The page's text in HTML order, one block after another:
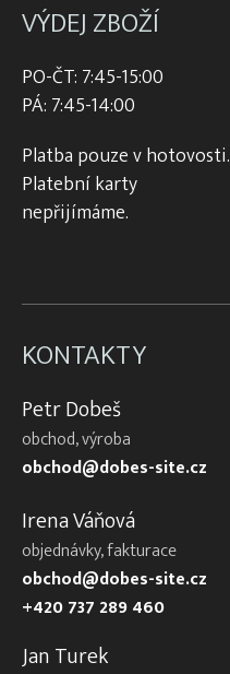
VÝDEJ ZBOŽÍ
PO-ČT: 7:45-15:00
PÁ: 7:45-14:00
Platba pouze v hotovosti.
Platební karty
nepřijímáme.
KONTAKTY
Petr Dobeš
obchod, výroba
obchod@dobes-site.cz
Irena Váňová
objednávky, fakturace
obchod@dobes-site.cz
+420 737 289 460
Jan Turek